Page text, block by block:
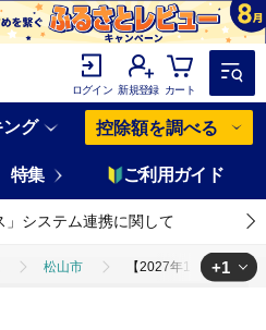
ログイン 新規登録 カート
ング 控除額を調べる
特集 ご利用ガイド
」システム連携に関して
松山市 【2027年1月中旬頃か
+1